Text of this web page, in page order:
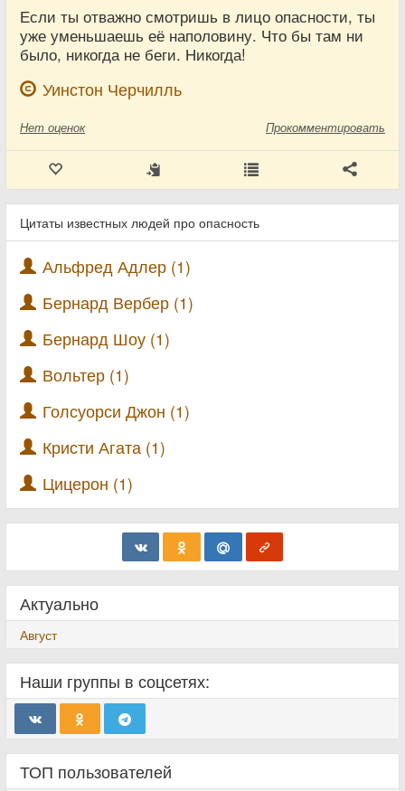
Если ты отважно смотришь в лицо опасности, ты
уже уменьшаешь её наполовину. Что бы там ни
было, никогда не беги. Никогда!
Уинстон Черчилль
Нет оценок Прокомментировать
Цитаты известных людей про опасность
Альфред Адлер (1)
Бернард Вербер (1)
Бернард Шоу (1)
Вольтер (1)
Голсуорси Джон (1)
Кристи Агата (1)
Цицерон (1)
Актуально
Август
Наши группы в соцсетях:
ТОП пользователей